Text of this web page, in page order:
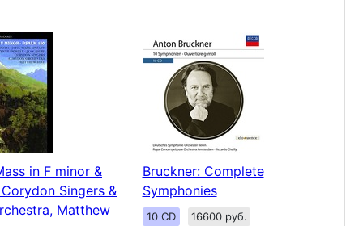
in F minor &
Singers &
Matthew
Bruckner: Complete
Symphonies
10 CD 16600 руб.